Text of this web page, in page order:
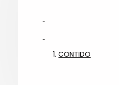
CONTIDO